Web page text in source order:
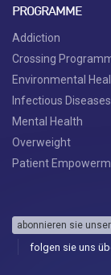
PROGRAMME
Addiction
Crossing
Environmental
Infectious Diseases
Mental Health
Overweight
Patient
abonnieren sie
folgen sie uns